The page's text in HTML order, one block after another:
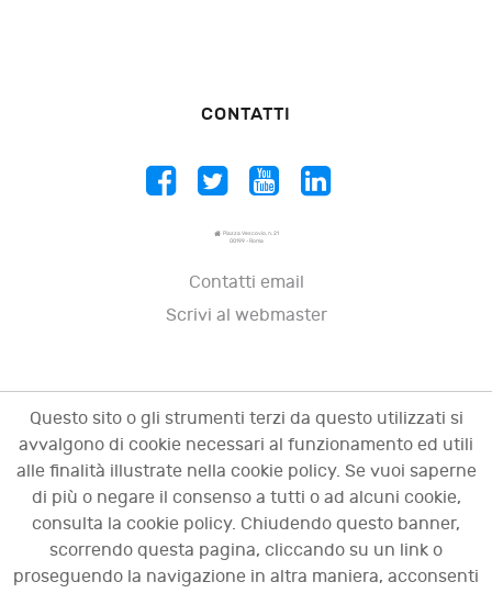
CONTATTI
Piazza Vescovio, n. 21
00199 - Roma
Contatti email
Scrivi al webmaster
© 2009 - 2026 OCI - Osservatorio sulle crisi
d'impresa. Tutti i diritti riservati.
Questo sito o gli strumenti terzi da questo utilizzati si
avvalgono di cookie necessari al funzionamento ed utili
alle finalità illustrate nella cookie policy. Se vuoi saperne
di più o negare il consenso a tutti o ad alcuni cookie,
consulta la cookie policy. Chiudendo questo banner,
scorrendo questa pagina, cliccando su un link o
proseguendo la navigazione in altra maniera, acconsenti